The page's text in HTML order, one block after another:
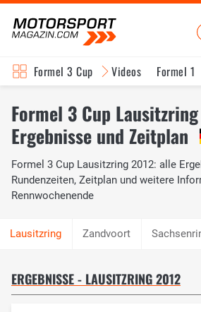
Formel 3 Cup Videos Formel 1
Formel 3 Cup
Ergebnisse und Zeitplan
Formel 3 Cup Lausitzring 2012: alle
Rundenzeiten, Zeitplan und weitere
Rennwochenende
Zandvoort
ERGEBNISSE - LAUSITZRING 2012